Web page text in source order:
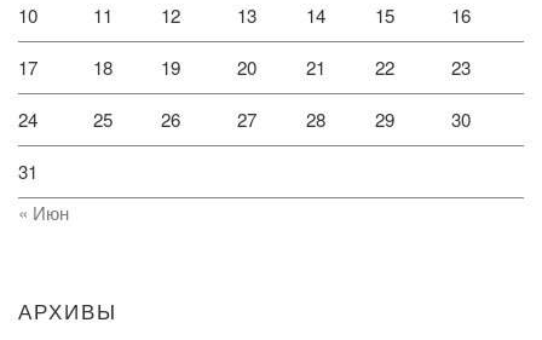
10 11 12 13 14 15 16
17 18 19 20 21 22 23
24 25 26 27 28 29 30
31
« Июн
АРХИВЫ